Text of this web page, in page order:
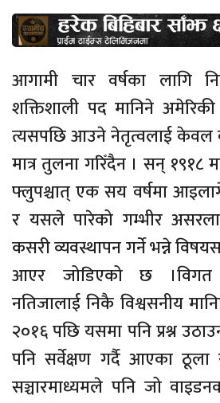
आगामी चार वर्षका लागि
शक्तिशाली पद मानिने अमेरिकी
त्यसपछि आउने नेतृत्वलाई केवल
मात्र तुलना गरिँदैन । सन् १९१८
फ्लुपश्चात् एक सय वर्षमा
र यसले पारेको गम्भीर
कसरी व्यवस्थापन गर्ने भन्ने
आएर जोडिएको छ ।विगत
नतिजालाई निकै विश्वसनीय
२०१६ पछि यसमा पनि प्रश्न
पनि सर्वेक्षण गर्दै आएका
सञ्चारमाध्यमले पनि जो